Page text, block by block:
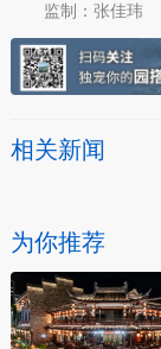
监制：张佳玮
相关新闻
为你推荐